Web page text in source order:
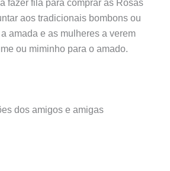
fazer fila para comprar as Rosas
aos tradicionais bombons ou
amada e as mulheres a verem
ou miminho para o amado.
dos amigos e amigas